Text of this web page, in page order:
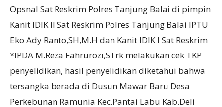
Opsnal Sat Reskrim Polres Tanjung Balai di pimpin
Kanit IDIK II Sat Reskrim Polres Tanjung Balai IPTU
Eko Ady Ranto,SH,M.H dan Kanit IDIK I Sat Reskrim
*IPDA M.Reza Fahrurozi,STrk melakukan cek TKP
penyelidikan, hasil penyelidikan diketahui bahwa
tersangka berada di Dusun Mawar Baru Desa
Perkebunan Ramunia Kec.Pantai Labu Kab.Deli